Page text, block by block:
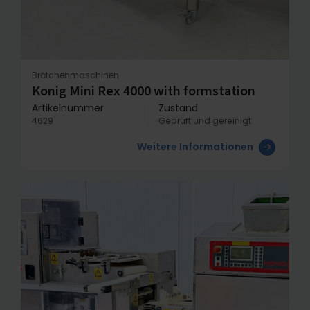
Brötchenmaschinen
Konig Mini Rex 4000 with formstation
Artikelnummer
4629
Zustand
Geprüft und gereinigt
Weitere Informationen